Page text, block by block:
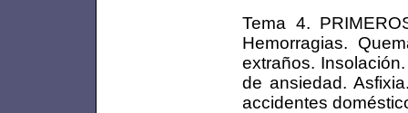
Tema 4.
Hemorragias.
extraños.
de ansiedad.
accidentes